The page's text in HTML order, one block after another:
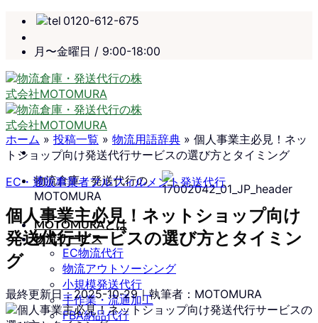
Skip
content
0120-612-675
月〜金曜日 / 9:00-18:00
物流倉庫・発送代行の
MOTOMURA
MOTOMURAとは
物流サービス
EC物流代行
物流アウトソーシング
小規模発送代行
手作業・流通加工
FBA納品代行
ホーム » 投稿一覧 » 物流用語辞典 » 個人事業主必見！ネッ
トショップ向け発送代行サービスの選び方とタイミング
EC・通販事業者フルフィルメント発送代行
個人事業主必見！ネットショップ向け
発送代行サービスの選び方とタイミン
グ
最終更新日：2025-10-29｜執筆者：MOTOMURA